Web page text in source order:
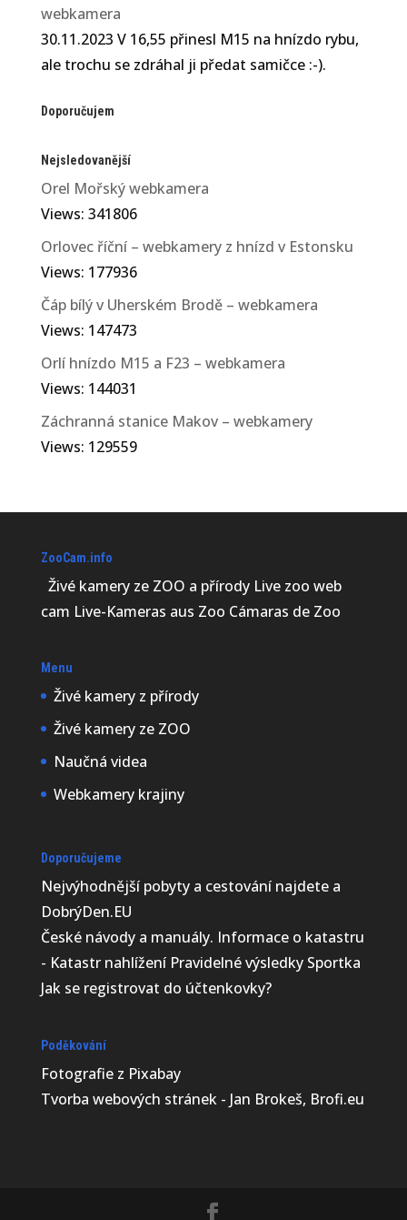
webkamera
30.11.2023 V 16,55 přinesl M15 na hnízdo rybu,
ale trochu se zdráhal ji předat samičce :-).
Doporučujem
Nejsledovanější
Orel Mořský webkamera
Views: 341806
Orlovec říční – webkamery z hnízd v Estonsku
Views: 177936
Čáp bílý v Uherském Brodě – webkamera
Views: 147473
Orlí hnízdo M15 a F23 – webkamera
Views: 144031
Záchranná stanice Makov – webkamery
Views: 129559
ZooCam.info
Živé kamery ze ZOO a přírody Live zoo web
cam Live-Kameras aus Zoo Cámaras de Zoo
Menu
Živé kamery z přírody
Živé kamery ze ZOO
Naučná videa
Webkamery krajiny
Doporučujeme
Nejvýhodnější pobyty a cestování najdete a
DobrýDen.EU
České návodya manuály. Informace o katastru
- Katastr nahlíženíPravidelné výsledky Sportka
Jak se registrovat do účtenkovky?
Poděkování
Fotografie z Pixabay
Tvorba webových stránek - Jan Brokeš, Brofi.eu